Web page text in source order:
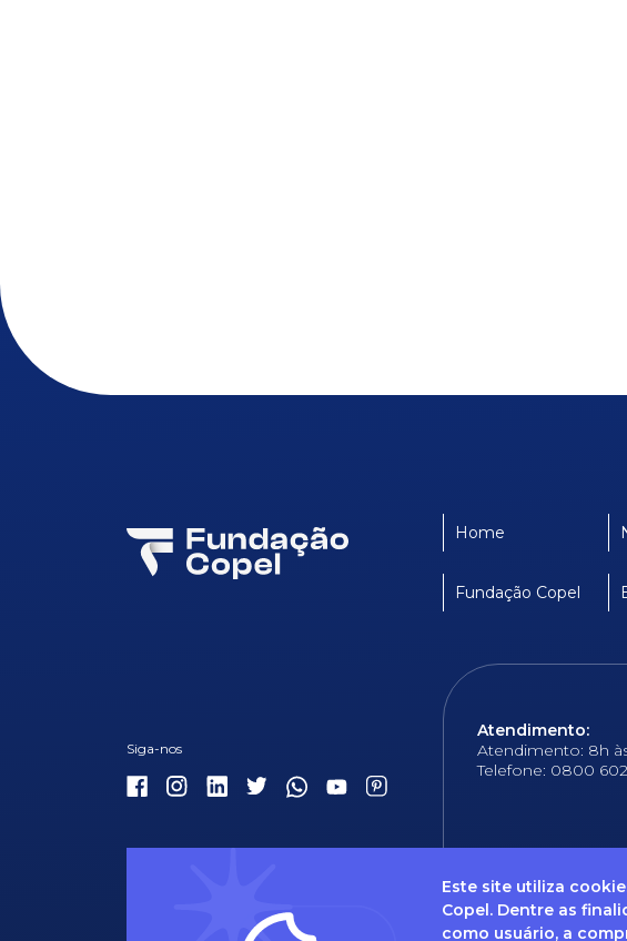
Este site utiliza
Copel. Dentre as
como usuário, a
Home
Fundação Copel
Atendimento:
Atendimento: 8h
Telefone: 0800